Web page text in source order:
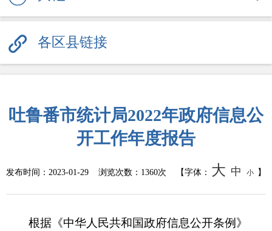
2013
各区县链接
吐鲁番市统计局2022年政府信息公
开工作年度报告
发布时间： 2023-01-29 浏览次数： 1360次 【字体： 大 中 小 】
根据《中华人民共和国政府信息公开条例》